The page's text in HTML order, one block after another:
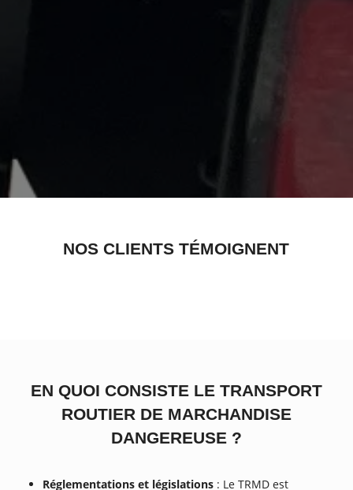
NOS CLIENTS TÉMOIGNENT
EN QUOI CONSISTE LE TRANSPORT
ROUTIER DE MARCHANDISE
DANGEREUSE ?
Réglementations et législations : Le TRMD est